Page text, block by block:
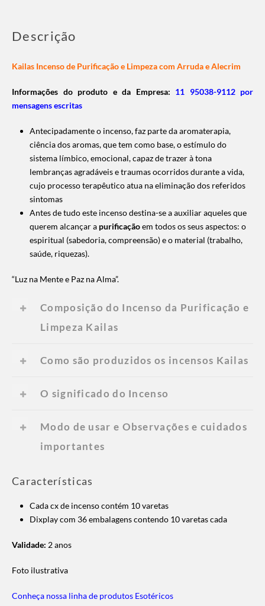
Descrição
Kailas Incenso de Purificação e Limpeza com Arruda e Alecrim
Informações do produto e da Empresa: 11 95038-9112 por
mensagens escritas
Antecipadamente o incenso, faz parte da aromaterapia,
ciência dos aromas, que tem como base, o estímulo do
sistema límbico, emocional, capaz de trazer à tona
lembranças agradáveis e traumas ocorridos durante a vida,
cujo processo terapêutico atua na eliminação dos referidos
sintomas
Antes de tudo este incenso destina-se a auxiliar aqueles que
querem alcançar a purificaçãoem todos os seus aspectos: o
espiritual (sabedoria, compreensão) e o material (trabalho,
saúde, riquezas).
“Luz na Mente e Paz na Alma”.
Composição do Incenso da Purificação e
Limpeza Kailas
Como são produzidos os incensos Kailas
O significado do Incenso
Modo de usar e Observações e cuidados
importantes
Características
Cada cx de incenso contém 10 varetas
Dixplay com 36 embalagens contendo 10 varetas cada
Validade: 2 anos
Foto ilustrativa
Conheça nossa linha de produtos Esotéricos